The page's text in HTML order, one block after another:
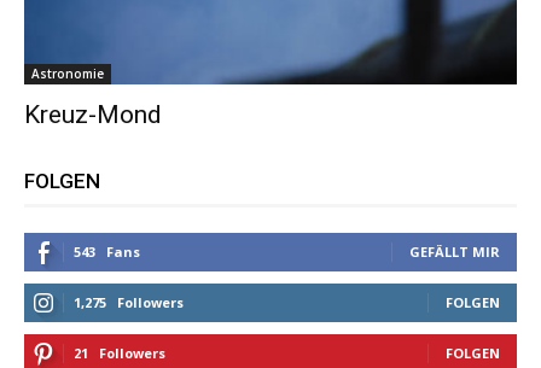
Astronomie
Kreuz-Mond
FOLGEN
543 Fans GEFÄLLT MIR
1,275 Followers FOLGEN
21 Followers FOLGEN